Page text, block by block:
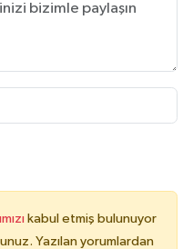
kabul etmiş bulunuyor
Yazılan yorumlardan